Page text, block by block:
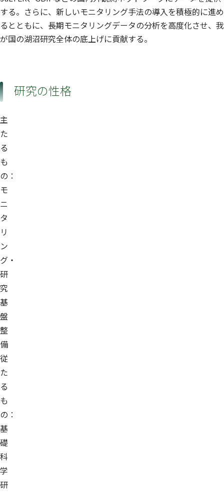
する。さらに、新しいモニタリング手法の導入を積極的に進め
るとともに、長期モニタリングデータの分析を高度化させ、我
が国の湖沼研究全体の底上げに貢献する。
研究の性格
主
た
る
も
の：
モ
ニ
タ
リ
ン
グ・
研
究
基
盤
整
備
従
た
る
も
の：
基
礎
科
学
研